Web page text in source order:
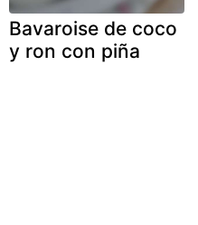
Bavaroise de coco
y ron con piña